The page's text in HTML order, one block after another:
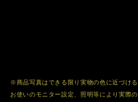
※商品写真はできる限り実物の色に近づける
お使いのモニター設定、照明等により実際